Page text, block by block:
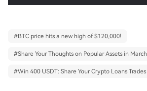
#BTC price hits a new high of $120,000!
#Share Your Thoughts on Popular Assets in March
#Win 400 USDT: Share Your Crypto Loans Trades